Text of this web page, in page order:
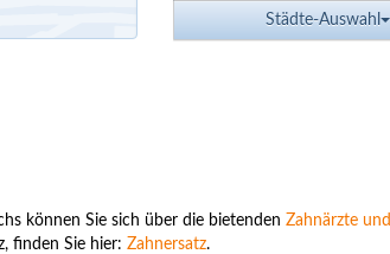
Städte-Auswahl
können Sie sich über die bietenden Zahnärzte und
finden Sie hier: Zahnersatz.